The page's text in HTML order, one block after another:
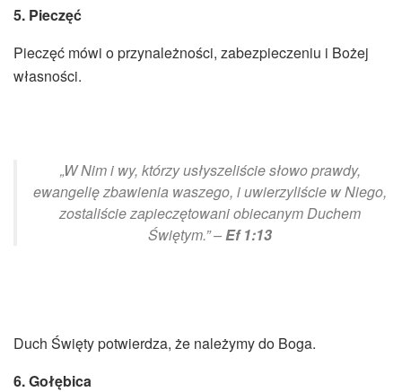
5. Pieczęć
Pieczęć mówi o przynależności, zabezpieczeniu i Bożej
własności.
„W Nim i wy, którzy usłyszeliście słowo prawdy,
ewangelię zbawienia waszego, i uwierzyliście w Niego,
zostaliście zapieczętowani obiecanym Duchem
Świętym.” –Ef 1:13
Duch Święty potwierdza, że należymy do Boga.
6. Gołębica